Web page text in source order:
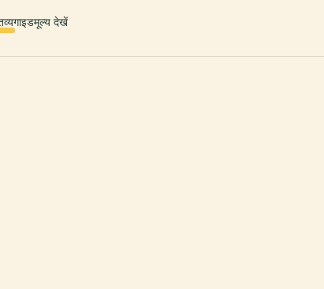
गाइडमूल्य देखें